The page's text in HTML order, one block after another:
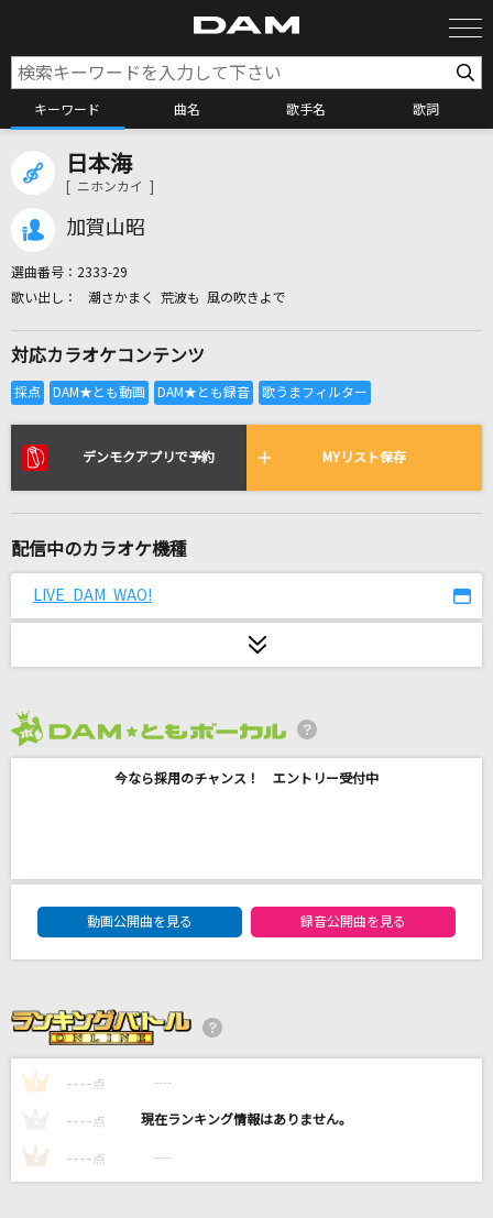
キーワード 曲名 歌手名 歌詞
全国りれき
リアルタイムで歌われている曲の一覧
呪って呪って
Universe
妄想疾患■ガール
HIKAKIN & SEIKIN
[生音]プライド革命
CHiCO with HoneyWorks
metamorphose
日本海
[ ニホンカイ ]
加賀山昭
選曲番号： 2333-29
潮さかまく 荒波も 風の吹きよで
対応カラオケコンテンツ
デンモクアプリで予約 MYリスト保存
配信中のカラオケ機種
LIVE DAM WAO!
今なら採用のチャンス！ エントリー受付中
DAM★ともボーカルエントリーランキング
動画公開曲を見る
録音公開曲を見る
1 ---- 点 ----
---- 点 ----
3 ---- 点 ----